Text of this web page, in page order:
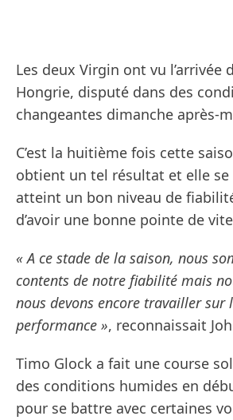
Les deux Virgin ont vu l’arrivée
Hongrie, disputé dans des
changeantes dimanche après-
C’est la huitième fois cette
obtient un tel résultat et elle se
atteint un bon niveau de
d’avoir une bonne pointe de
« A ce stade de la saison, nous
contents de notre fiabilité mais
nous devons encore travailler sur
performance », reconnaissait
Timo Glock a fait une course
des conditions humides en
pour se battre avec certaines